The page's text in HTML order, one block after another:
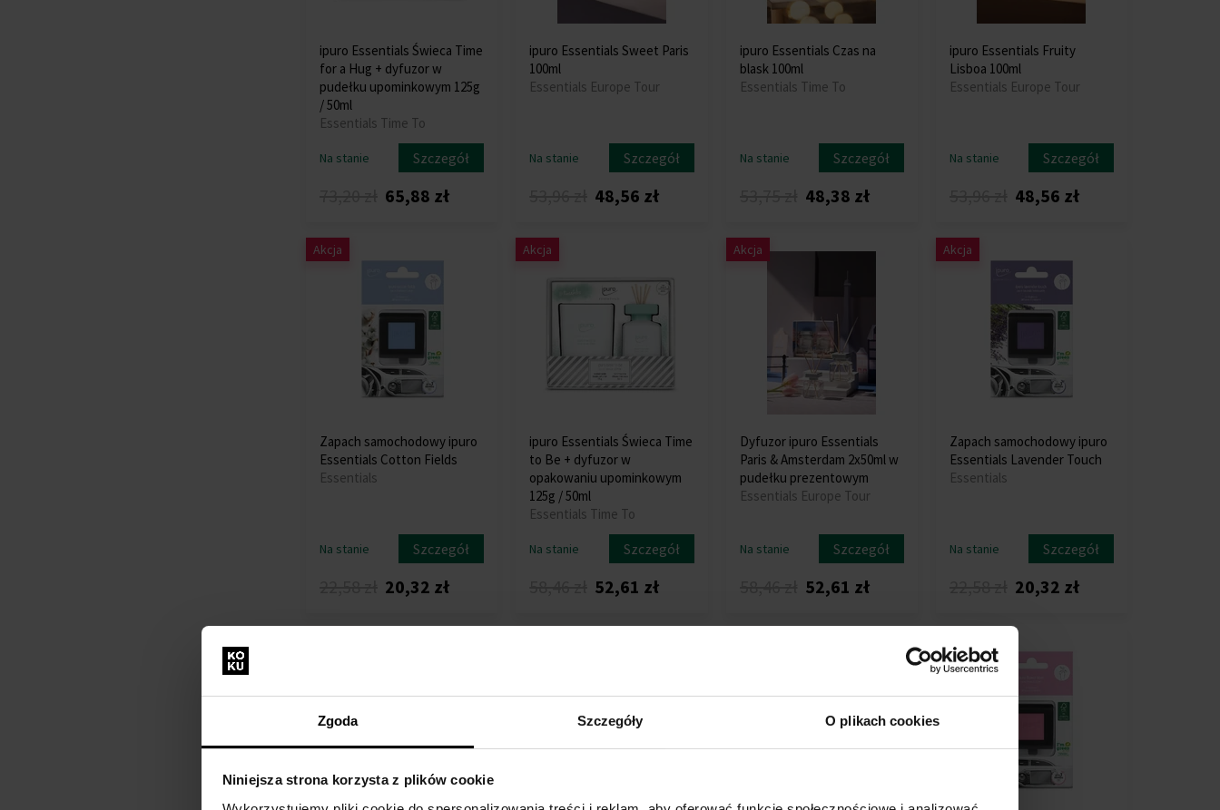
Zgoda Szczegóły O plikach cookies
Niniejsza strona korzysta z plików cookie
ipuro Essentials Świeca Time
for a Hug + dyfuzor w
pudełku upominkowym 125g
/ 50ml
Essentials Time To
Na stanie Szczegół
65,88 zł
ipuro Essentials Sweet Paris
100ml
Essentials Europe Tour
Na stanie Szczegół
48,56 zł
ipuro Essentials Czas na
blask 100ml
Essentials Time To
Na stanie Szczegół
48,38 zł
ipuro Essentials Fruity
Lisboa 100ml
Essentials Europe Tour
Na stanie Szczegół
48,56 zł
Akcja
Zapach samochodowy ipuro
Essentials Cotton Fields
Essentials
Na stanie Szczegół
20,32 zł
Akcja
ipuro Essentials Świeca Time
to Be + dyfuzor w
opakowaniu upominkowym
125g / 50ml
Essentials Time To
Na stanie Szczegół
52,61 zł
Akcja
Dyfuzor ipuro Essentials
Paris & Amsterdam 2x50ml w
pudełku prezentowym
Essentials Europe Tour
Na stanie Szczegół
52,61 zł
Akcja
Zapach samochodowy ipuro
Essentials Lavender Touch
Essentials
Na stanie Szczegół
20,32 zł